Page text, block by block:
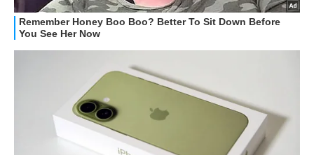
STREAMING E SERIE TV